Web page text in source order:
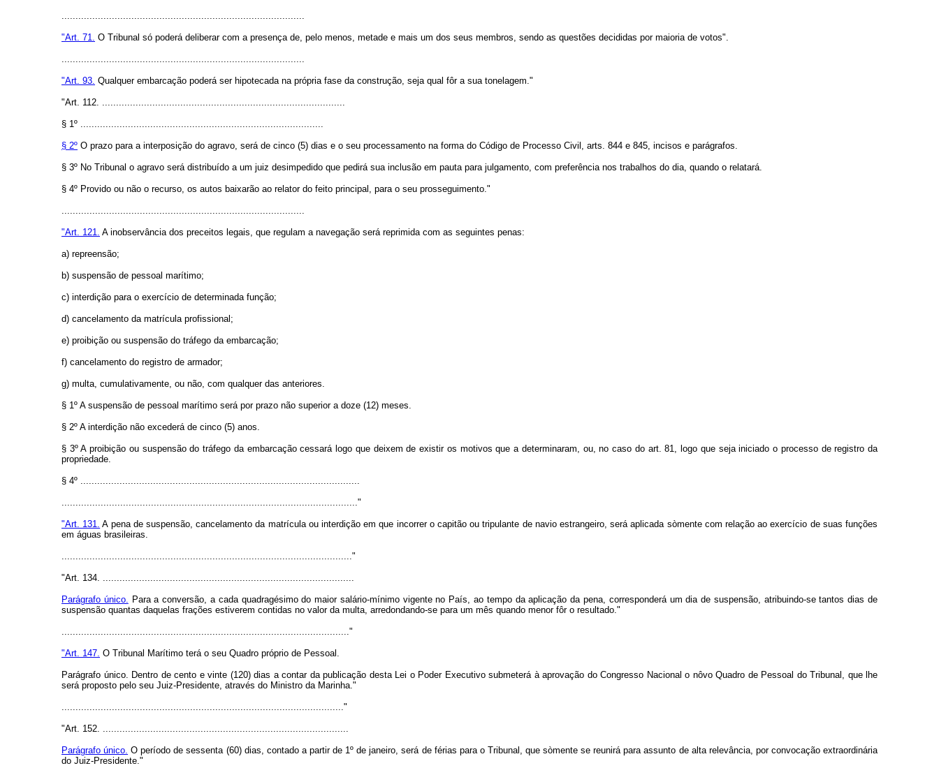
.......................................................................................
"Art. 71. O Tribunal só poderá deliberar com a presença de, pelo menos, metade e mais um dos seus membros, sendo as questões decididas por maioria de votos".
.......................................................................................
"Art. 93. Qualquer embarcação poderá ser hipotecada na própria fase da construção, seja qual fôr a sua tonelagem."
"Art. 112. .......................................................................................
§ 1º .......................................................................................
§ 2º O prazo para a interposição do agravo, será de cinco (5) dias e o seu processamento na forma do Código de Processo Civil, arts. 844 e 845, incisos e parágrafos.
§ 3º No Tribunal o agravo será distribuído a um juiz desimpedido que pedirá sua inclusão em pauta para julgamento, com preferência nos trabalhos do dia, quando o relatará.
§ 4º Provido ou não o recurso, os autos baixarão ao relator do feito principal, para o seu prosseguimento."
.......................................................................................
"Art. 121. A inobservância dos preceitos legais, que regulam a navegação será reprimida com as seguintes penas:
a) repreensão;
b) suspensão de pessoal marítimo;
c) interdição para o exercício de determinada função;
d) cancelamento da matrícula profissional;
e) proibição ou suspensão do tráfego da embarcação;
f) cancelamento do registro de armador;
g) multa, cumulativamente, ou não, com qualquer das anteriores.
§ 1º A suspensão de pessoal marítimo será por prazo não superior a doze (12) meses.
§ 2º A interdição não excederá de cinco (5) anos.
§ 3º A proibição ou suspensão do tráfego da embarcação cessará logo que deixem de existir os motivos que a determinaram, ou, no caso do art. 81, logo que seja iniciado o processo de registro da
propriedade.
§ 4º ....................................................................................................
.........................................................................................................."
"Art. 131. A pena de suspensão, cancelamento da matrícula ou interdição em que incorrer o capitão ou tripulante de navio estrangeiro, será aplicada sòmente com relação ao exercício de suas funções
em águas brasileiras.
........................................................................................................"
"Art. 134. ..........................................................................................
Parágrafo único. Para a conversão, a cada quadragésimo do maior salário-mínimo vigente no País, ao tempo da aplicação da pena, corresponderá um dia de suspensão, atribuindo-se tantos dias de
suspensão quantas daquelas frações estiverem contidas no valor da multa, arredondando-se para um mês quando menor fôr o resultado."
......................................................................................................."
"Art. 147. O Tribunal Marítimo terá o seu Quadro próprio de Pessoal.
Parágrafo único. Dentro de cento e vinte (120) dias a contar da publicação desta Lei o Poder Executivo submeterá à aprovação do Congresso Nacional o nôvo Quadro de Pessoal do Tribunal, que lhe
será proposto pelo seu Juiz-Presidente, através do Ministro da Marinha."
....................................................................................................."
"Art. 152. ........................................................................................
Parágrafo único. O período de sessenta (60) dias, contado a partir de 1º de janeiro, será de férias para o Tribunal, que sòmente se reunirá para assunto de alta relevância, por convocação extraordinária
do Juiz-Presidente."